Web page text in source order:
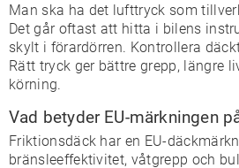
Man ska ha det lufttryck som
Det går oftast att hitta i bilens
skylt i förardörren. Kontrollera
Rätt tryck ger bättre grepp, längre
körning.
Vad betyder EU-märkningen
Friktionsdäck har en EU-
bränsleeffektivitet, våtgrepp och